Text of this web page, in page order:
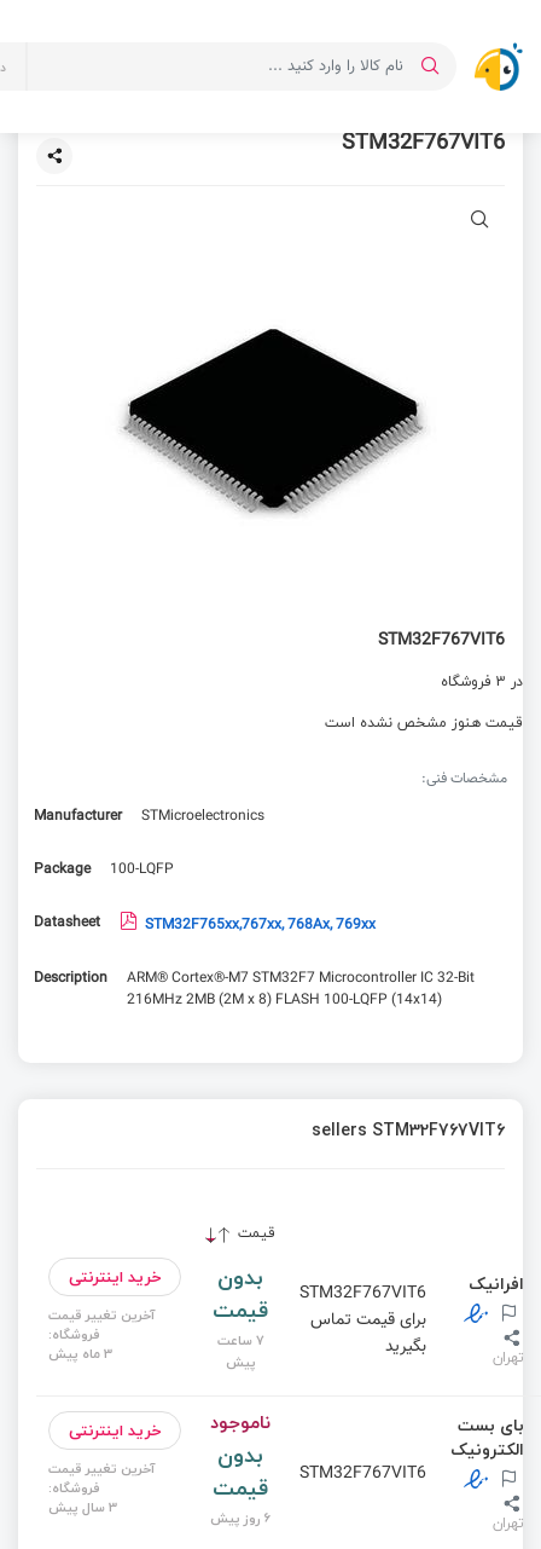
STM32F767VIT6
STM32F767VIT6
در 3 فروشگاه
قیمت هنوز مشخص نشده است
مشخصات فنی:
Manufacturer
STMicroelectronics
Package 100-LQFP
Datasheet STM32F765xx,767xx, 768Ax, 769xx
Description
ARM® Cortex®-M7 STM32F7 Microcontroller IC 32-Bit
216MHz 2MB (2M x 8) FLASH 100-LQFP (14x14)
sellers STM32F767VIT6
قیمت
افرانیک
تهران
STM32F767VIT6
برای قیمت تماس
بگیرید
بدون
قیمت
7 ساعت
پیش
خرید اینترنتی
آخرین تغییر قیمت
فروشگاه:
3 ماه پیش
بای بست
الکترونیک
تهران
STM32F767VIT6
ناموجود
بدون
قیمت
6 روز پیش
خرید اینترنتی
آخرین تغییر قیمت
فروشگاه:
3 سال پیش